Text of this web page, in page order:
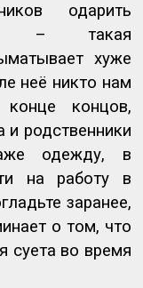
одарить
– такая
хуже
неё никто нам
концов,
и родственники
одежду, в
на работу в
заранее,
о том, что
суета во время